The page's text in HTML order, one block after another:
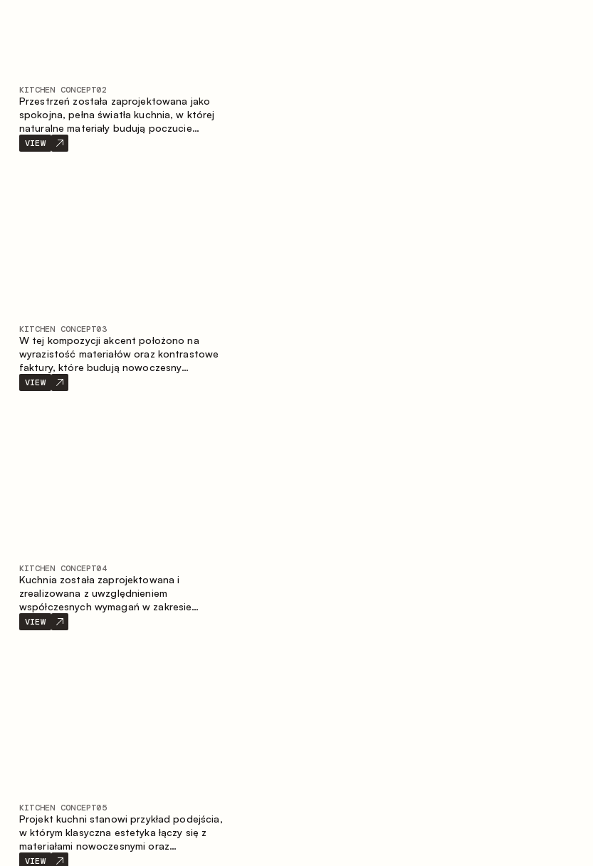
KITCHEN CONCEPT02
Przestrzeń została zaprojektowana jako
spokojna, pełna światła kuchnia, w której
naturalne materiały budują poczucie
ciepła, równowagi oraz wizualnej lekkości.
Ponadczasowe zestawienie kolorów i
VIEW
KITCHEN CONCEPT03
W tej kompozycji akcent położono na
wyrazistość materiałów oraz kontrastowe
faktury, które budują nowoczesny
charakter przestrzeni kuchennej. Ciemne,
opalane drewno, metal oraz spiek tworzą
VIEW
KITCHEN CONCEPT04
Kuchnia została zaprojektowana i
zrealizowana z uwzględnieniem
współczesnych wymagań w zakresie
funkcjonalności oraz estetyki. Połączenie
różnorodnych faktur tworzy spójną,
VIEW
KITCHEN CONCEPT05
Projekt kuchni stanowi przykład podejścia,
w którym klasyczna estetyka łączy się z
materiałami nowoczesnymi oraz
przemyślaną ergonomią. Jasna paleta
VIEW